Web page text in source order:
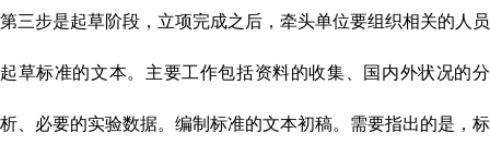
第三步是起草阶段，立项完成之后，牵头单位要组织相关的人员
起草标准的文本。主要工作包括资料的收集、国内外状况的分
析、必要的实验数据。编制标准的文本初稿。需要指出的是，标